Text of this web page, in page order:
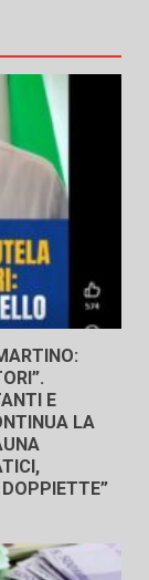
E
LA
DOPPIETTE”